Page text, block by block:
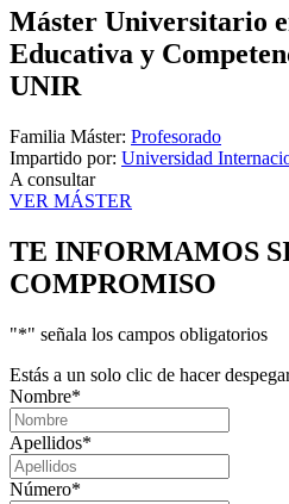
Máster Universitario
Educativa y
UNIR
Familia Máster: Profesorado
Impartido por: Universidad
A consultar
VER MÁSTER
TE INFORMAMOS
COMPROMISO
"*" señala los campos obligatorios
Estás a un solo clic de hacer
Nombre*
Apellidos*
Número*